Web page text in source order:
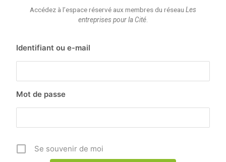
Accédez à l’espace réservé aux membres du réseau Les
entreprises pour la Cité.
Identifiant ou e-mail
Mot de passe
Se souvenir de moi